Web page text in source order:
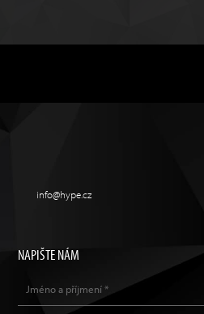
info@hype.cz
NAPIŠTE NÁM